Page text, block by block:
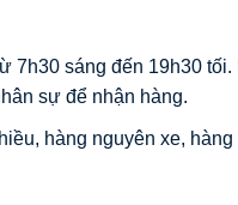
7h30 sáng đến 19h30
sự để nhận hàng.
hàng nguyên xe,